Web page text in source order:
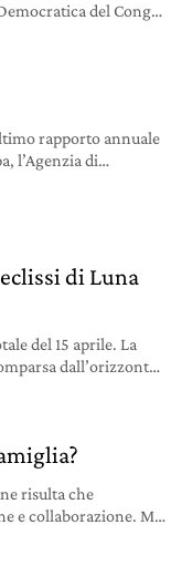
del Congo,
a bordo di un
rapporto annuale
l’Agenzia di
ridotto le
di Luna
del 15 aprile. La
dall’orizzonte
risulta che
e collaborazione. Ma